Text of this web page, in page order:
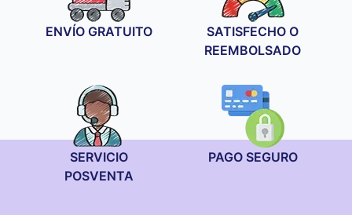
ENVÍO GRATUITO
SATISFECHO O
REEMBOLSADO
SERVICIO
POSVENTA
PAGO SEGURO